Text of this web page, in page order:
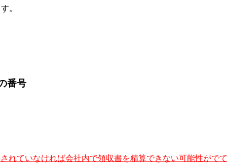
。
番号
ていなければ会社内で領収書を精算できない可能性がでて